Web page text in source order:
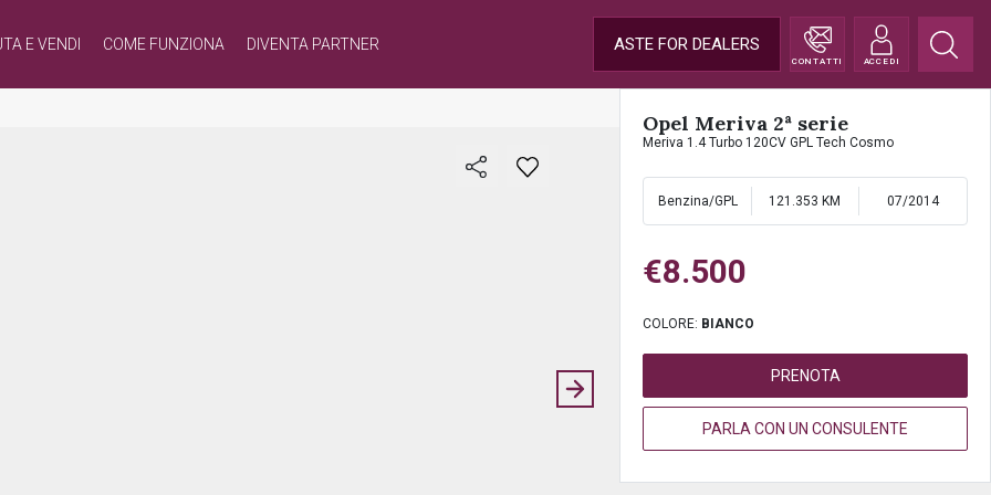
E VENDI COME FUNZIONA DIVENTA PARTNER ASTE FOR DEALERS
CONTATTI ACCEDI
Opel Meriva 2ª serie
Meriva 1.4 Turbo 120CV GPL Tech Cosmo
Benzina/GPL 121.353 KM 07/2014
€8.500
COLORE: BIANCO
PRENOTA
PARLA CON UN CONSULENTE